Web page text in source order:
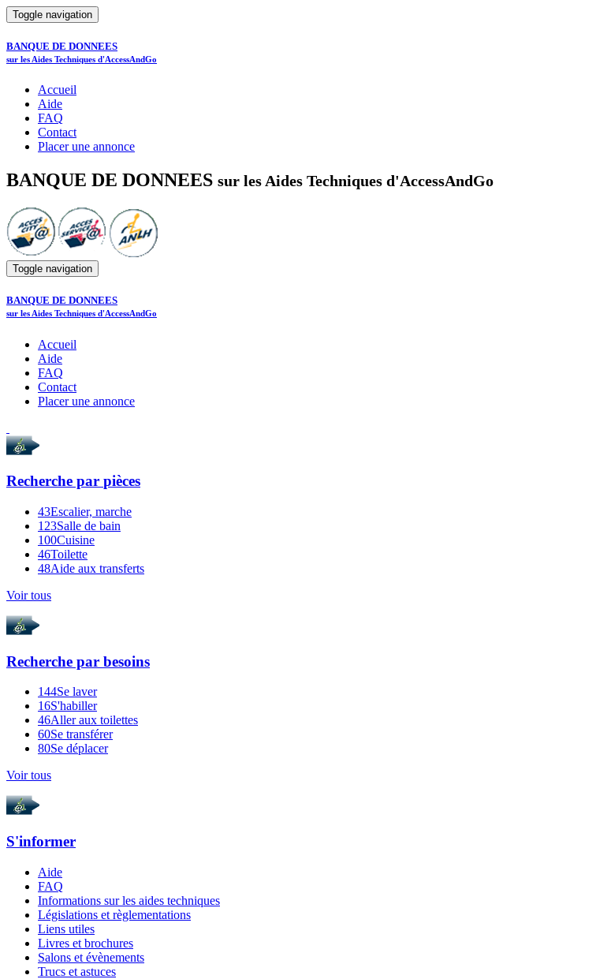
Toggle navigation
BANQUE DE DONNEES
sur les Aides Techniques d'AccessAndGo
Accueil
Aide
FAQ
Contact
Placer une annonce
BANQUE DE DONNEES sur les Aides Techniques d'AccessAndGo
Toggle navigation
BANQUE DE DONNEES
sur les Aides Techniques d'AccessAndGo
Accueil
Aide
FAQ
Contact
Placer une annonce
Recherche par pièces
43Escalier, marche
123Salle de bain
100Cuisine
46Toilette
48Aide aux transferts
Voir tous
Recherche par besoins
144Se laver
16S'habiller
46Aller aux toilettes
60Se transférer
80Se déplacer
Voir tous
S'informer
Aide
FAQ
Informations sur les aides techniques
Législations et règlementations
Liens utiles
Livres et brochures
Salons et évènements
Trucs et astuces